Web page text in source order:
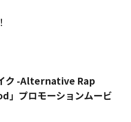
ク -Alternative Rap
プロモーションムービ